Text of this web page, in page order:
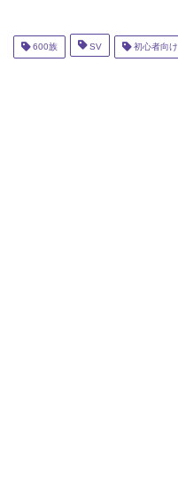
600族 SV 初心者向け